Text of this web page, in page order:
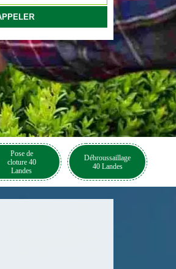
Pose de
cloture 40
Landes
Débroussaillage
40 Landes